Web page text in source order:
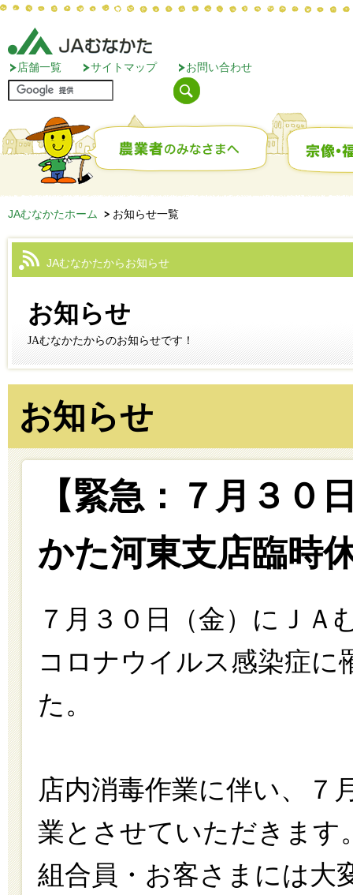
店舗一覧 サイトマップ お問い合わせ
JAむなかたホーム お知らせ一覧
JAむなかたからお知らせ
お知らせ
JAむなかたからのお知らせです！
お知らせ
【緊急：７月３０
かた河東支店臨時
７月３０日（金）にＪＡ
コロナウイルス感染症
た。
店内消毒作業に伴い、７
業とさせていただきます
組合員・お客さまには大